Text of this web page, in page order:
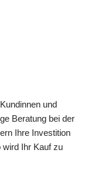
und
Beratung bei der
Ihre Investition
wird Ihr Kauf zu